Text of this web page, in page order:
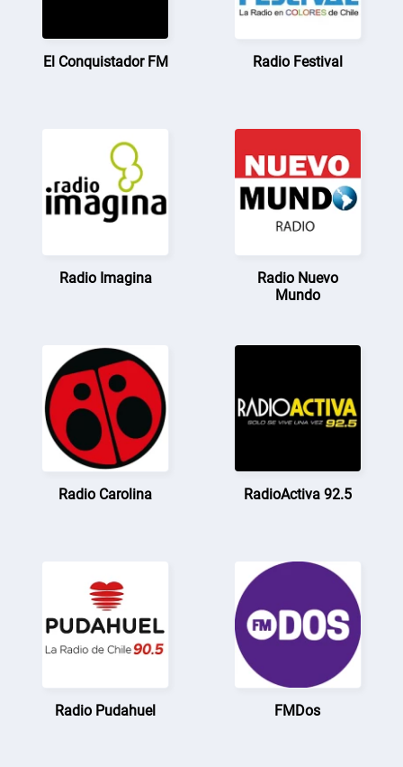
El Conquistador FM Radio Festival
Radio Imagina
Radio Nuevo
Mundo
Radio Carolina RadioActiva 92.5
Radio Pudahuel FMDos